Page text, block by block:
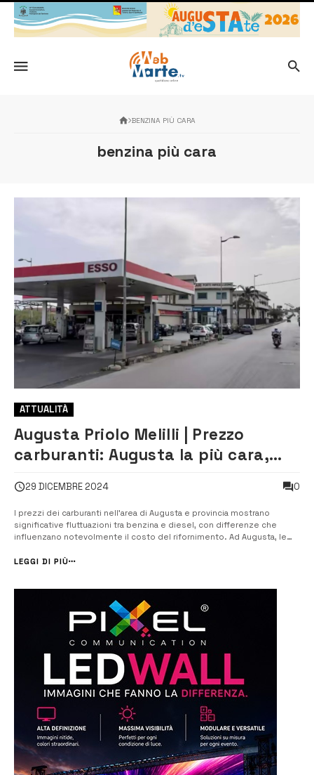
BENZINA PIÙ CARA
benzina più cara
ATTUALITÀ
Augusta Priolo Melilli | Prezzo
carburanti: Augusta la più cara,
29 DICEMBRE 2024 0
I prezzi dei carburanti nell’area di Augusta e provincia mostrano
significative fluttuazioni tra benzina e diesel, con differenze che
influenzano notevolmente il costo del rifornimento. Ad Augusta, le
e la benzina a 1,929 €/l. Al contrario, le stazioni di Priolo G...
LEGGI DI PIÙ